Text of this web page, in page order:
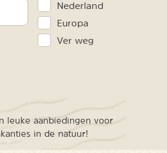
Nederland
Europa
Ver weg
leuke aanbiedingen voor
in de natuur!